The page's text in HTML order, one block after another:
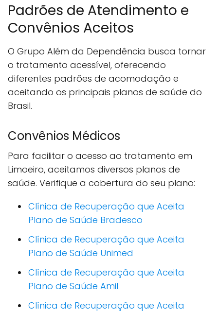
Padrões de Atendimento e
Convênios Aceitos
O Grupo Além da Dependência busca tornar
o tratamento acessível, oferecendo
diferentes padrões de acomodação e
aceitando os principais planos de saúde do
Brasil.
Convênios Médicos
Para facilitar o acesso ao tratamento em
Limoeiro, aceitamos diversos planos de
saúde. Verifique a cobertura do seu plano:
Clínica de Recuperação que Aceita
Plano de Saúde Bradesco
Clínica de Recuperação que Aceita
Plano de Saúde Unimed
Clínica de Recuperação que Aceita
Plano de Saúde Amil
Clínica de Recuperação que Aceita